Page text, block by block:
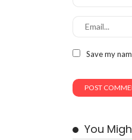
Save my
You